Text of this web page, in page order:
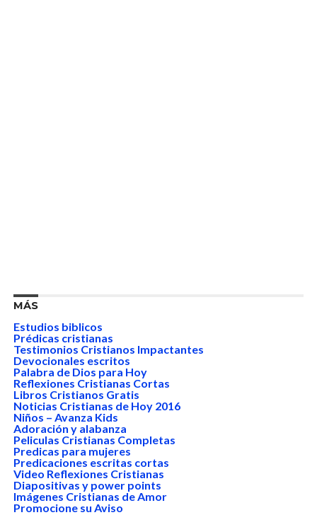
MÁS
Estudios biblicos
Prédicas cristianas
Testimonios Cristianos Impactantes
Devocionales escritos
Palabra de Dios para Hoy
Reflexiones Cristianas Cortas
Libros Cristianos Gratis
Noticias Cristianas de Hoy 2016
Niños – Avanza Kids
Adoración y alabanza
Peliculas Cristianas Completas
Predicas para mujeres
Predicaciones escritas cortas
Video Reflexiones Cristianas
Diapositivas y power points
Imágenes Cristianas de Amor
Promocione su Aviso